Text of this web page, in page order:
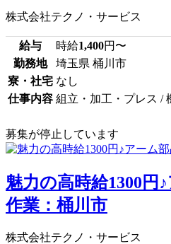
株式会社テクノ・サービス
給与 時給1,400円〜
勤務地
埼玉県 桶川市
寮・社宅 なし
仕事内容 組立・加工・プレス /
募集が停止しています
魅力の高時給1300円
作業：桶川市
株式会社テクノ・サービス